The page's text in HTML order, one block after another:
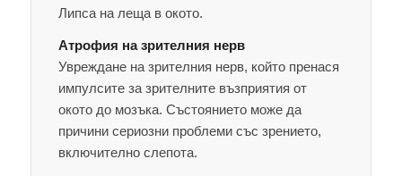
Липса на леща в окото.
Атрофия на зрителния нерв
Увреждане на зрителния нерв, който пренася
импулсите за зрителните възприятия от
окото до мозъка. Състоянието може да
причини сериозни проблеми със зрението,
включително слепота.